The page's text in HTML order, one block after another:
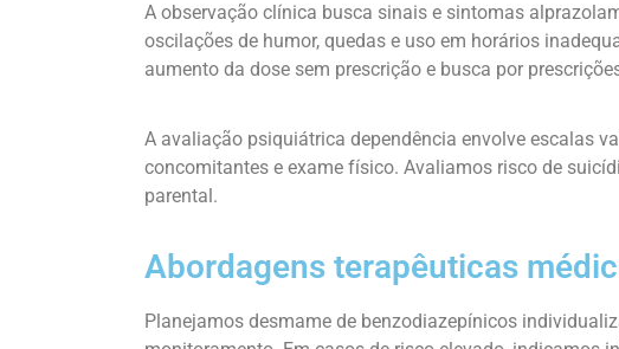
A observação clínica busca sinais e sintomas
oscilações de humor, quedas e uso em horários
aumento da dose sem prescrição e busca por
A avaliação psiquiátrica dependência envolve escalas
concomitantes e exame físico. Avaliamos risco de
parental.
Abordagens terapêuticas
Planejamos desmame de benzodiazepínicos